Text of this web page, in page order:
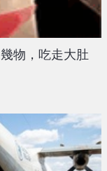
物，吃走大肚